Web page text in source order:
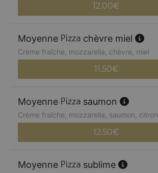
12.00€
Moyenne chèvre miel
Crème fraîche, mozzarella, chèvre, miel
11.50€
Moyenne saumon
Crème fraîche, mozzarella, saumon, citron
12.50€
Moyenne sublime